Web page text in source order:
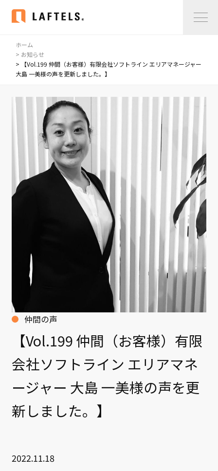
Home
私たちについて
私たちについて
コンサルタント紹介
会社概要
サービス紹介
サービス紹介
事例紹介
セミナー
セミナー情報
ニュース
お問い合わせ 採用情報
ホーム
> お知らせ
> 【Vol.199 仲間（お客様）有限会社ソフトライン エリアマネージャー
大島 一美様の声を更新しました。】
仲間の声
【Vol.199 仲間（お客様）有限
会社ソフトライン エリアマネ
ージャー 大島 一美様の声を更
新しました。】
2022.11.18